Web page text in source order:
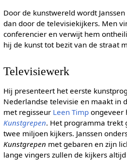
Door de kunstwereld wordt
dan door de televisiekijkers. Men
conferencier en verwijt hem
hij de kunst tot bezit van de straat
Televisiewerk
Hij presenteert het eerste
Nederlandse televisie en maakt in
met regisseur Leen Timpongeveer
Kunstgrepen. Het programma trekt
twee miljoen kijkers. Janssen
Kunstgrepen met gebaren en zijn
lange vingers zullen de kijkers